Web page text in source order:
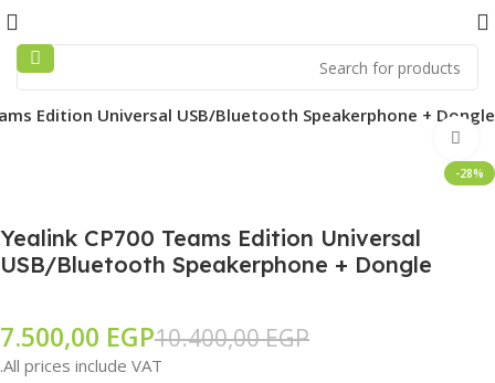
Edition Universal USB/Bluetooth Speakerphone + Dongle
-28%
Yealink CP700 Teams Edition Universal
USB/Bluetooth Speakerphone + Dongle
10.400,00EGP
7.500,00 EGP
All prices include VAT.